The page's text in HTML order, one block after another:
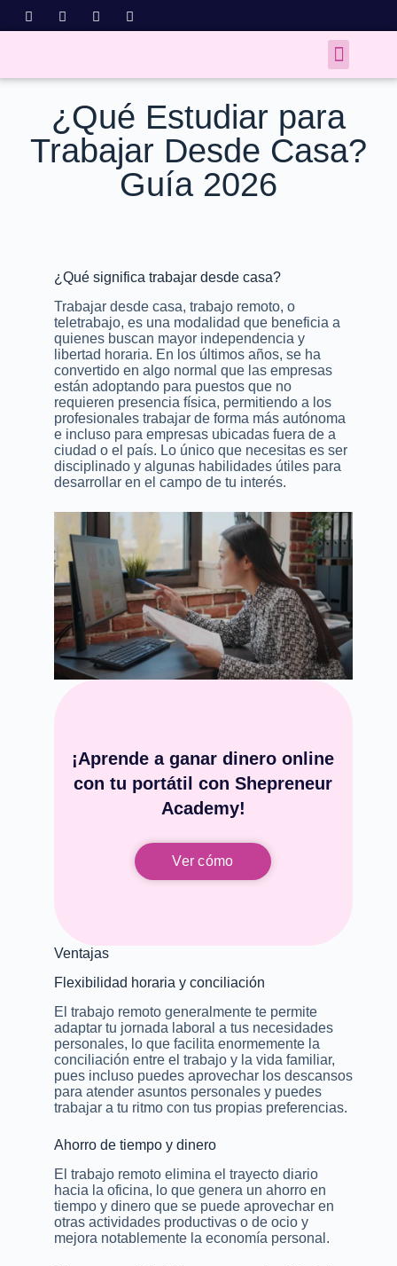
¿Qué Estudiar para
Trabajar Desde Casa?
Guía 2026
¿Qué significa trabajar desde casa?
Trabajar desde casa, trabajo remoto, o
teletrabajo, es una modalidad que beneficia a
quienes buscan mayor independencia y
libertad horaria. En los últimos años, se ha
convertido en algo normal que las empresas
están adoptando para puestos que no
requieren presencia física, permitiendo a los
profesionales trabajar de forma más autónoma
e incluso para empresas ubicadas fuera de a
ciudad o el país. Lo único que necesitas es ser
disciplinado y algunas habilidades útiles para
desarrollar en el campo de tu interés.
¡Aprende a ganar dinero online
con tu portátil con Shepreneur
Academy!
Ver cómo
Ventajas
Flexibilidad horaria y conciliación
El trabajo remoto generalmente te permite
adaptar tu jornada laboral a tus necesidades
personales, lo que facilita enormemente la
conciliación entre el trabajo y la vida familiar,
pues incluso puedes aprovechar los descansos
para atender asuntos personales y puedes
trabajar a tu ritmo con tus propias preferencias.
Ahorro de tiempo y dinero
El trabajo remoto elimina el trayecto diario
hacia la oficina, lo que genera un ahorro en
tiempo y dinero que se puede aprovechar en
otras actividades productivas o de ocio y
mejora notablemente la economía personal.